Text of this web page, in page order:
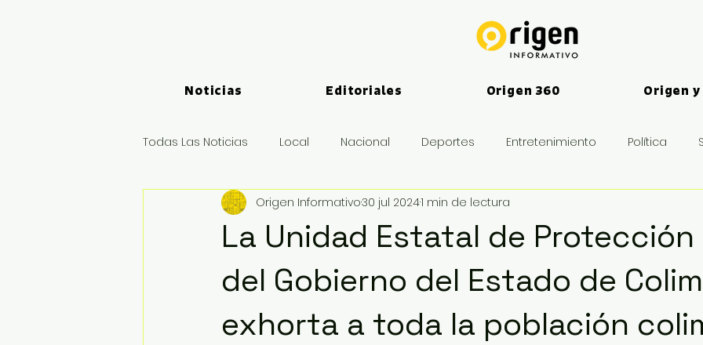
Noticias Editoriales Origen 360 Origen
Todas Las Noticias Local Nacional Deportes Entretenimiento Política
Logística y Puertos Deportes
La Unidad Estatal de Protección
del Gobierno del Estado de
exhorta a toda la población
Origen Informativo30 jul 20241 min de lectura